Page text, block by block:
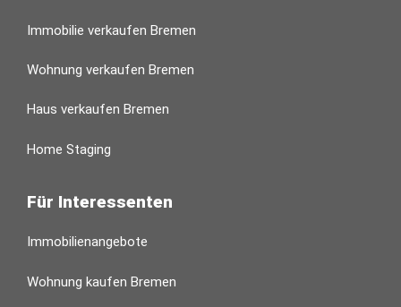
Immobilie verkaufen Bremen
Wohnung verkaufen Bremen
Haus verkaufen Bremen
Home Staging
Für Interessenten
Immobilienangebote
Wohnung kaufen Bremen